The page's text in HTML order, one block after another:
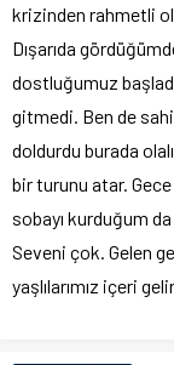
krizinden rahmetli
Dışarıda
dostluğumuz
gitmedi. Ben de
doldurdu burada
bir turunu atar. Gece
sobayı kurduğum
Seveni çok. Gelen
yaşlılarımız içeri